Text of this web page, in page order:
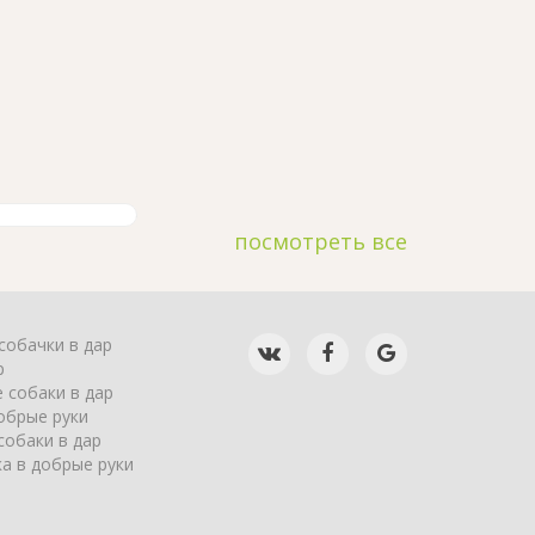
посмотреть все
в дар
собаки в дар
руки
в дар
в добрые руки